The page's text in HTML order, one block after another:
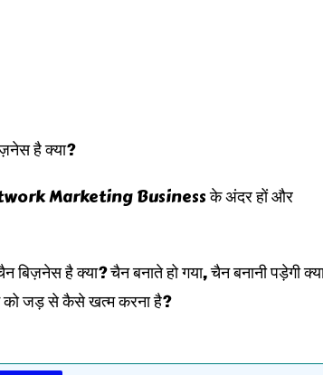
है क्या?
Network Marketing Business के अंदर हों और
बिज़नेस है क्या? चैन बनाते हो गया, चैन बनानी पड़ेगी
को जड़ से कैसे खत्म करना है?